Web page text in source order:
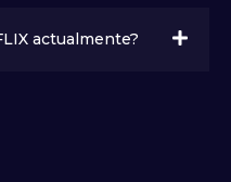
actualmente?